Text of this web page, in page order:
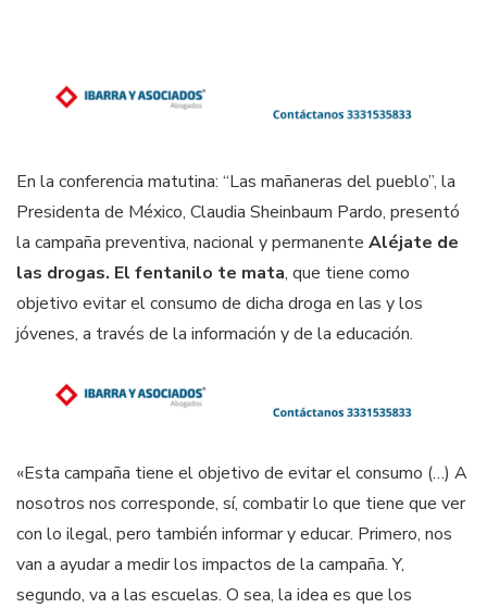
En la conferencia matutina: “Las mañaneras del pueblo”, la
Presidenta de México, Claudia Sheinbaum Pardo, presentó
la campaña preventiva, nacional y permanente Aléjate de
las drogas. El fentanilo te mata, que tiene como
objetivo evitar el consumo de dicha droga en las y los
jóvenes, a través de la información y de la educación.
«Esta campaña tiene el objetivo de evitar el consumo (…) A
nosotros nos corresponde, sí, combatir lo que tiene que ver
con lo ilegal, pero también informar y educar. Primero, nos
van a ayudar a medir los impactos de la campaña. Y,
segundo, va a las escuelas. O sea, la idea es que los